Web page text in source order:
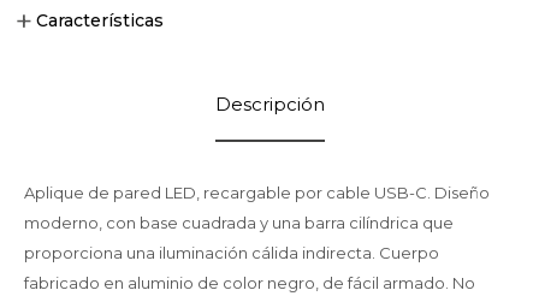
Características
Descripción
Aplique de pared LED, recargable por cable USB-C. Diseño
moderno, con base cuadrada y una barra cilíndrica que
proporciona una iluminación cálida indirecta. Cuerpo
fabricado en aluminio de color negro, de fácil armado. No